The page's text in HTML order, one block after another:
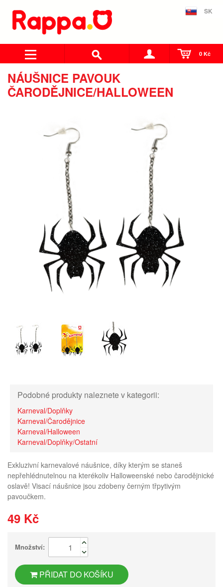
SK
0 Kč
NÁUŠNICE PAVOUK
ČARODĚJNICE/HALLOWEEN
Podobné produkty naleznete v kategorii:
Karneval/Doplňky
Karneval/Čarodějnice
Karneval/Halloween
Karneval/Doplňky/Ostatní
Exkluzivní karnevalové náušnice, díky kterým se staneš
nepřehlédnutelnou na kterékoliv Halloweenské nebo čarodějnické
oslavě! Visací náušnice jsou zdobeny černým třpytivým
pavoučkem.
49 Kč
Množství:
PŘIDAT DO KOŠÍKU